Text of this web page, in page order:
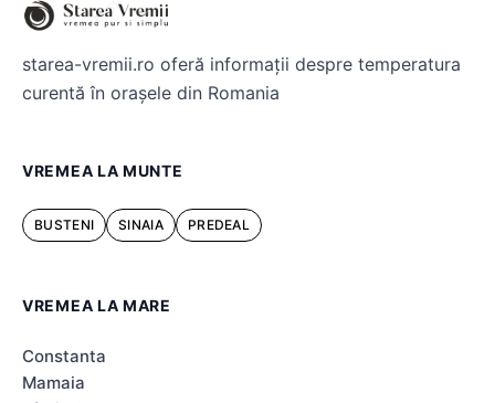
starea-vremii.ro oferă informații despre temperatura
curentă în orașele din Romania
VREMEA LA MUNTE
BUSTENI SINAIA PREDEAL
VREMEA LA MARE
Constanta
Mamaia